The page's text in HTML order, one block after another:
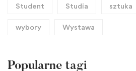
Student Studia sztuka
wybory Wystawa
Popularne tagi